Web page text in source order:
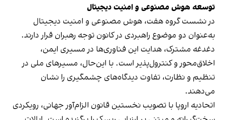
توسعه هوش مصنوعی و امنیت دیجیتال
در نشست گروه هفت، هوش مصنوعی و امنیت دیجیتال
به‌عنوان دو موضوع راهبردی در کانون توجه رهبران قرار دارند.
دغدغه مشترک، هدایت این فناوری‌ها در مسیری ایمن،
اخلاق‌محور و کنترول‌پذیر است. با این‌حال، مسیرهای ملی در
تنظیم و نظارت، تفاوت دیدگاه‌های چشمگیری را نشان
می‌دهند.
اتحادیه اروپا با تصویب نخستین قانون الزام‌آور جهانی، رویکردی